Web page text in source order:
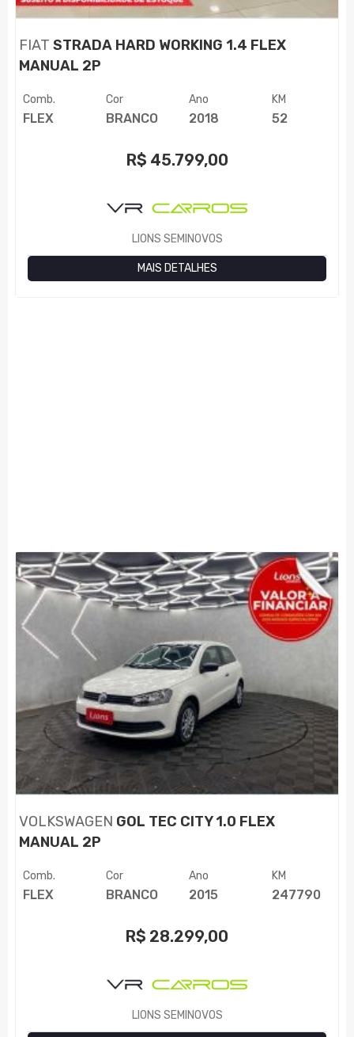
FIAT STRADA HARD WORKING 1.4 FLEX
MANUAL 2P
Comb.
FLEX
Cor
BRANCO
Ano
2018
KM
52
R$ 45.799,00
LIONS SEMINOVOS
MAIS DETALHES
VOLKSWAGEN GOL TEC CITY 1.0 FLEX
MANUAL 2P
Comb.
FLEX
Cor
BRANCO
Ano
2015
KM
247790
R$ 28.299,00
LIONS SEMINOVOS